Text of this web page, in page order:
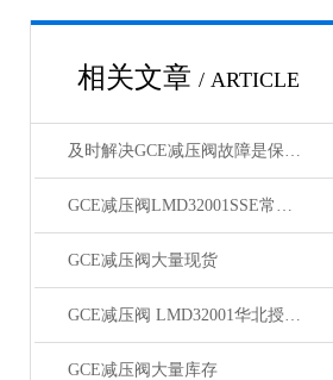
相关文章 / ARTICLE
及时解决GCE减压阀故障是保障系统安全高效运行的关键
GCE减压阀LMD32001SSE常规型号
GCE减压阀大量现货
GCE减压阀 LMD32001华北授权代理
​GCE减压阀大量库存